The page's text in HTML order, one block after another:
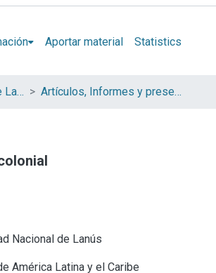
Aportar material Statistics
Universidad Nacional de Lanús (UNLA) Artículos, Informes y presentaciones en Congresos
Nacional de Lanús
América Latina y el Caribe